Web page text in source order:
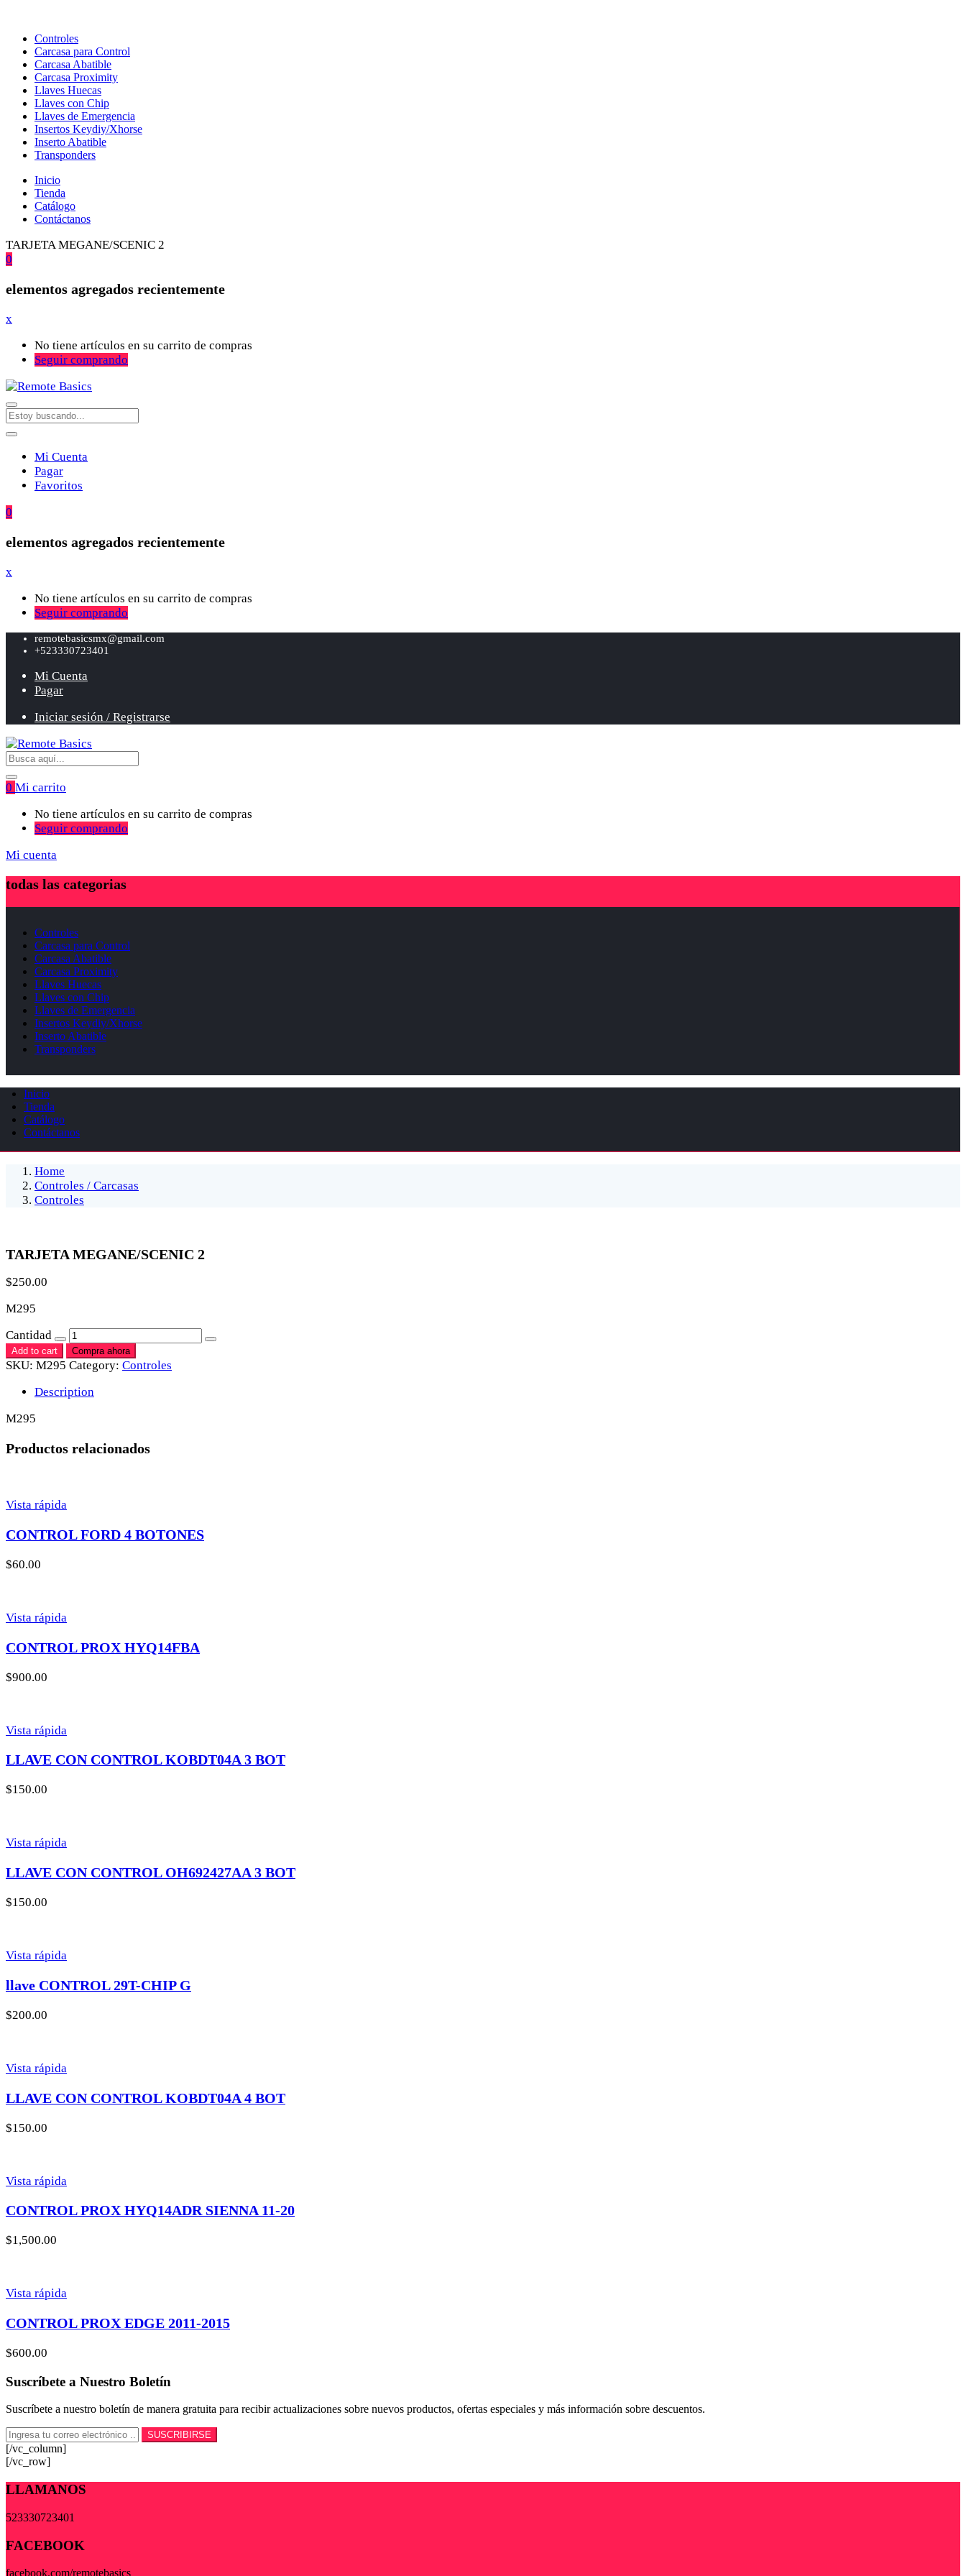
Controles
Carcasa para Control
Carcasa Abatible
Carcasa Proximity
Llaves Huecas
Llaves con Chip
Llaves de Emergencia
Insertos Keydiy/Xhorse
Inserto Abatible
Transponders
Inicio
Tienda
Catálogo
Contáctanos
TARJETA MEGANE/SCENIC 2
0
elementos agregados recientemente
x
No tiene artículos en su carrito de compras
Seguir comprando
Mi Cuenta
Pagar
Favoritos
0
elementos agregados recientemente
x
No tiene artículos en su carrito de compras
Seguir comprando
remotebasicsmx@gmail.com
+523330723401
Mi Cuenta
Pagar
Iniciar sesión / Registrarse
0 Mi carrito
No tiene artículos en su carrito de compras
Seguir comprando
Mi cuenta
todas las categorias
Controles
Carcasa para Control
Carcasa Abatible
Carcasa Proximity
Llaves Huecas
Llaves con Chip
Llaves de Emergencia
Insertos Keydiy/Xhorse
Inserto Abatible
Transponders
Inicio
Tienda
Catálogo
Contáctanos
Home
Controles / Carcasas
Controles
TARJETA MEGANE/SCENIC 2
$250.00
M295
Cantidad
Add to cart Compra ahora
SKU: M295 Category: Controles
Description
M295
Productos relacionados
Vista rápida
CONTROL FORD 4 BOTONES
$60.00
Vista rápida
CONTROL PROX HYQ14FBA
$900.00
Vista rápida
LLAVE CON CONTROL KOBDT04A 3 BOT
$150.00
Vista rápida
LLAVE CON CONTROL OH692427AA 3 BOT
$150.00
Vista rápida
llave CONTROL 29T-CHIP G
$200.00
Vista rápida
LLAVE CON CONTROL KOBDT04A 4 BOT
$150.00
Vista rápida
CONTROL PROX HYQ14ADR SIENNA 11-20
$1,500.00
Vista rápida
CONTROL PROX EDGE 2011-2015
$600.00
Suscríbete a Nuestro Boletín
Suscríbete a nuestro boletín de manera gratuita para recibir actualizaciones sobre nuevos productos, ofertas especiales y más información sobre descuentos.
[/vc_column]
[/vc_row]
LLAMANOS
523330723401
FACEBOOK
facebook.com/remotebasics